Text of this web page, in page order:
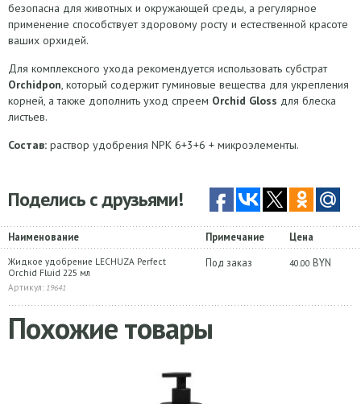
безопасна для животных и окружающей среды, а регулярное
применение способствует здоровому росту и естественной красоте
ваших орхидей.
Для комплексного ухода рекомендуется использовать субстрат
Orchidpon, который содержит гуминовые вещества для укрепления
корней, а также дополнить уход спреем Orchid Gloss для блеска
листьев.
Состав: раствор удобрения NPK 6+3+6 + микроэлементы.
Поделись с друзьями!
Наименование Примечание Цена
Жидкое удобрение LECHUZA Perfect
Orchid Fluid 225 мл
Артикул: 19641
Под заказ 40.00 BYN
Похожие товары